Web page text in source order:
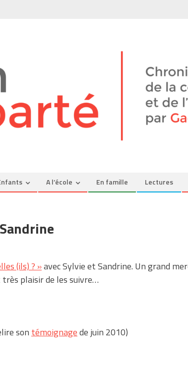
A l’école En famille Lectures
(ils) ? »avec Sylvie et Sandrine. Un grand
très plaisir de les suivre…
son témoignagede juin 2010)